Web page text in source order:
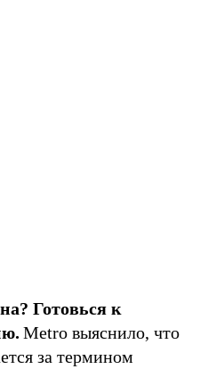
Готовься к
Metro выяснило, что
за термином